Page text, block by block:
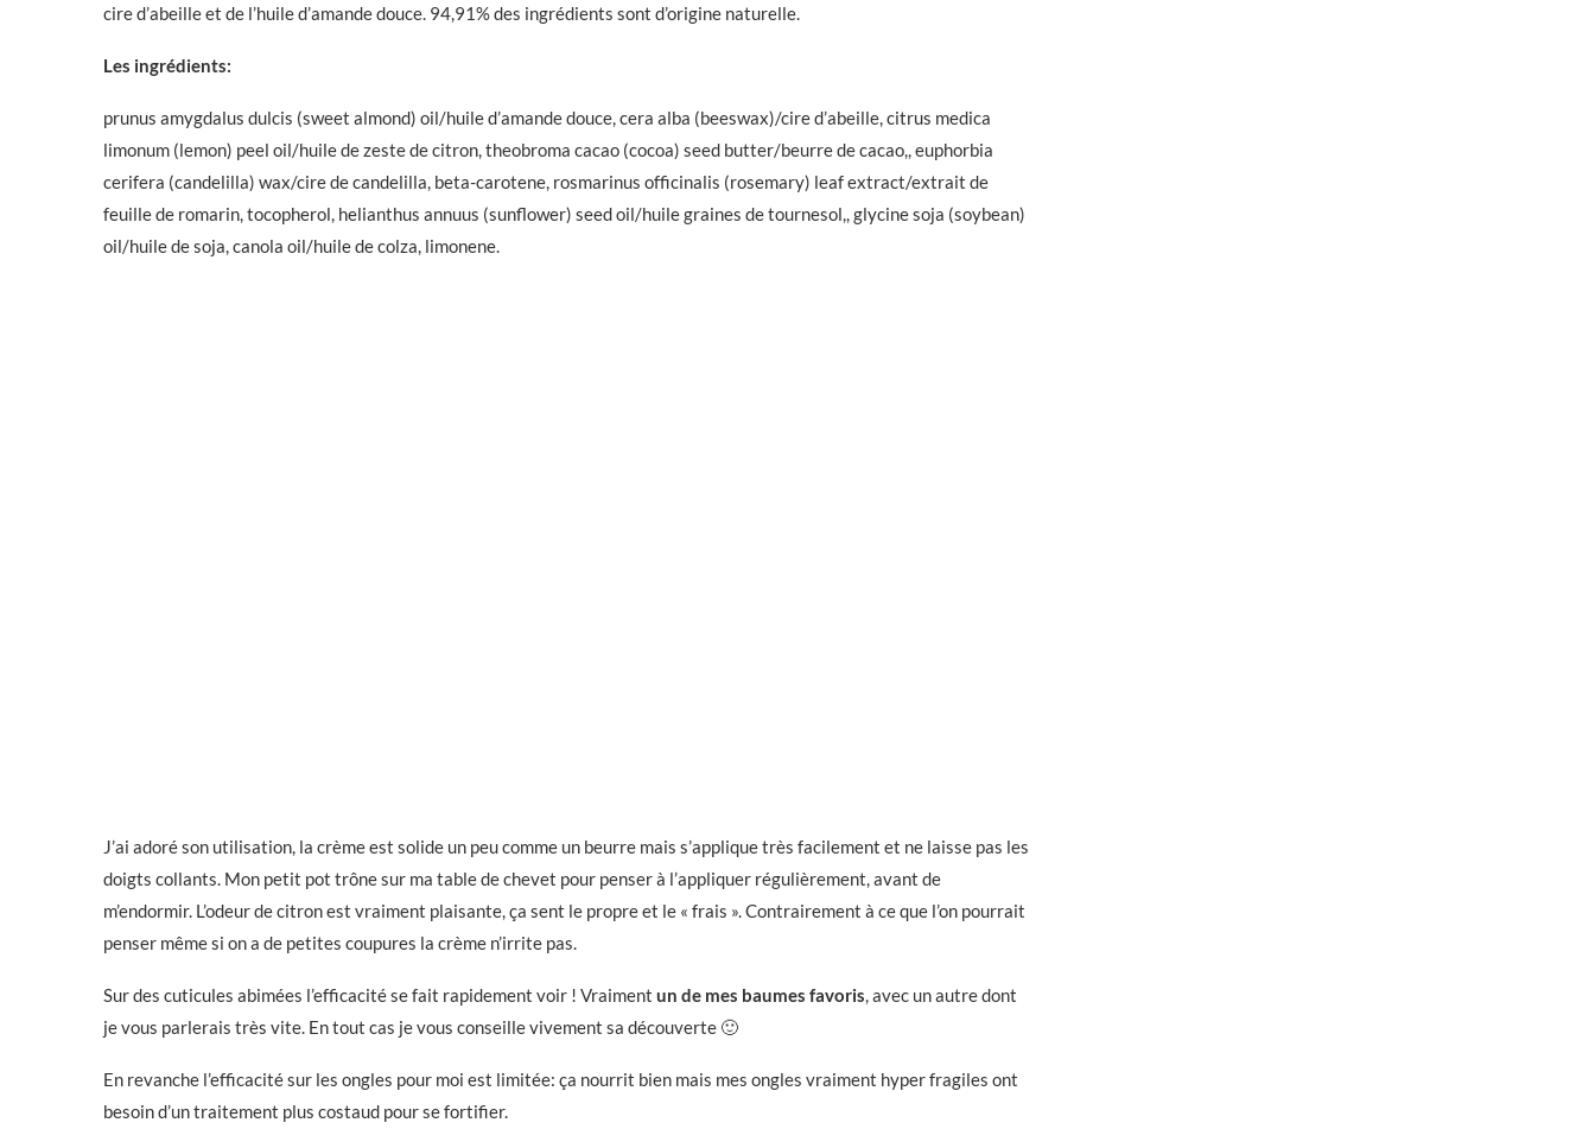
cire d’abeille et de l’huile d’amande douce. 94,91% des ingrédients sont d’origine naturelle.
Les ingrédients:
prunus amygdalus dulcis (sweet almond) oil/huile d’amande douce, cera alba (beeswax)/cire d’abeille, citrus medica
limonum (lemon) peel oil/huile de zeste de citron, theobroma cacao (cocoa) seed butter/beurre de cacao,, euphorbia
cerifera (candelilla) wax/cire de candelilla, beta-carotene, rosmarinus officinalis (rosemary) leaf extract/extrait de
feuille de romarin, tocopherol, helianthus annuus (sunflower) seed oil/huile graines de tournesol,, glycine soja (soybean)
oil/huile de soja, canola oil/huile de colza, limonene.
J’ai adoré son utilisation, la crème est solide un peu comme un beurre mais s’applique très facilement et ne laisse pas les
doigts collants. Mon petit pot trône sur ma table de chevet pour penser à l’appliquer régulièrement, avant de
m’endormir. L’odeur de citron est vraiment plaisante, ça sent le propre et le « frais ». Contrairement à ce que l’on pourrait
penser même si on a de petites coupures la crème n’irrite pas.
Sur des cuticules abimées l’efficacité se fait rapidement voir ! Vraiment un de mes baumes favoris, avec un autre dont
je vous parlerais très vite. En tout cas je vous conseille vivement sa découverte 🙂
En revanche l’efficacité sur les ongles pour moi est limitée: ça nourrit bien mais mes ongles vraiment hyper fragiles ont
besoin d’un traitement plus costaud pour se fortifier.